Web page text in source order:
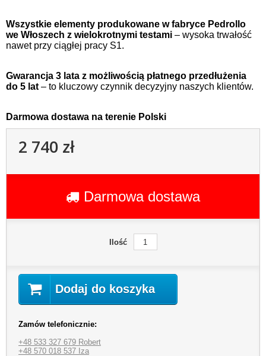
Wszystkie elementy produkowane w fabryce Pedrollo
we Włoszech z wielokrotnymi testami – wysoka trwałość
nawet przy ciągłej pracy S1.
Gwarancja 3 lata z możliwością płatnego przedłużenia
do 5 lat – to kluczowy czynnik decyzyjny naszych klientów.
Darmowa dostawa na terenie Polski
2 740 zł
Darmowa dostawa
Ilość
Dodaj do koszyka
Zamów telefonicznie:
+48 533 327 679 Robert
+48 570 018 537 Iza